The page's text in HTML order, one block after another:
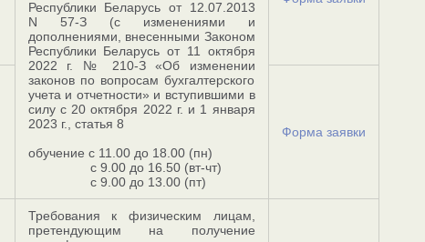
Республики Беларусь от 12.07.2013
N 57-З (с изменениями и
дополнениями, внесенными Законом
Республики Беларусь от 11 октября
2022 г. № 210-З «Об изменении
законов по вопросам бухгалтерского
учета и отчетности» и вступившими в
силу с 20 октября 2022 г. и 1 января
2023 г., статья 8
обучение с 11.00 до 18.00 (пн)
с 9.00 до 16.50 (вт-чт)
с 9.00 до 13.00 (пт)
Форма заявки
Требования к физическим лицам,
претендующим на получение